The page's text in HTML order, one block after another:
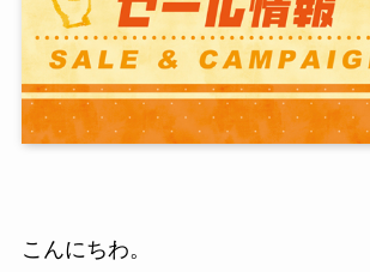
こんにちわ。